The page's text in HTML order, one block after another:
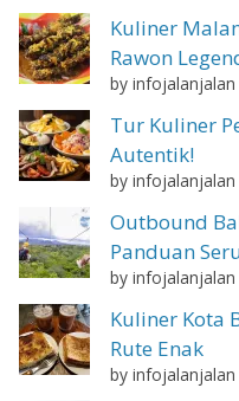
Kuliner
Rawon
by infojalanjalan
Tur Kuliner
Autentik!
by infojalanjalan
Outbound
Panduan
by infojalanjalan
Kuliner Kota
Rute Enak
by infojalanjalan